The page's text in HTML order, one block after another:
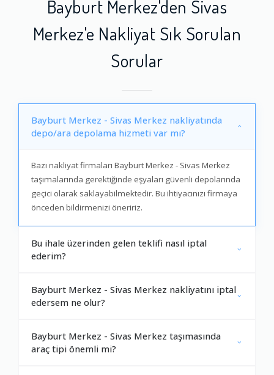
Bayburt Merkez'den Sivas
Merkez'e Nakliyat Sık Sorulan
Sorular
Bayburt Merkez - Sivas Merkez nakliyatında
depo/ara depolama hizmeti var mı?
Bazı nakliyat firmaları Bayburt Merkez - Sivas Merkez
taşımalarında gerektiğinde eşyaları güvenli depolarında
geçici olarak saklayabilmektedir. Bu ihtiyacınızı firmaya
önceden bildirmenizi öneririz.
Bu ihale üzerinden gelen teklifi nasıl iptal
ederim?
Bayburt Merkez - Sivas Merkez nakliyatını iptal
edersem ne olur?
Bayburt Merkez - Sivas Merkez taşımasında
araç tipi önemli mi?